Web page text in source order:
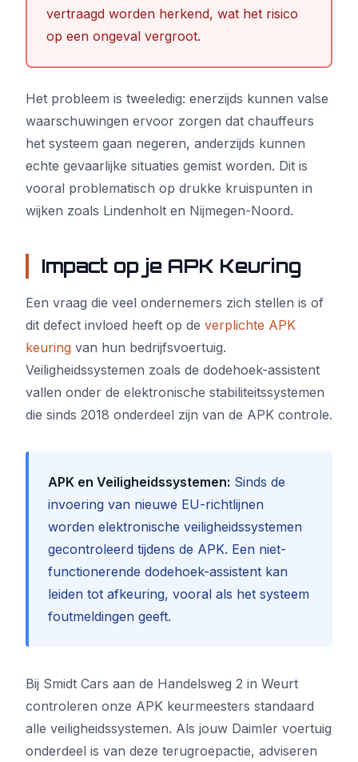
vertraagd worden herkend, wat het risico
op een ongeval vergroot.
Het probleem is tweeledig: enerzijds kunnen valse
waarschuwingen ervoor zorgen dat chauffeurs
het systeem gaan negeren, anderzijds kunnen
echte gevaarlijke situaties gemist worden. Dit is
vooral problematisch op drukke kruispunten in
wijken zoals Lindenholt en Nijmegen-Noord.
Impact op je APK Keuring
Een vraag die veel ondernemers zich stellen is of
dit defect invloed heeft op de verplichte APK
keuring van hun bedrijfsvoertuig.
Veiligheidssystemen zoals de dodehoek-assistent
vallen onder de elektronische stabiliteitssystemen
die sinds 2018 onderdeel zijn van de APK controle.
APK en Veiligheidssystemen: Sinds de
invoering van nieuwe EU-richtlijnen
worden elektronische veiligheidssystemen
gecontroleerd tijdens de APK. Een niet-
functionerende dodehoek-assistent kan
leiden tot afkeuring, vooral als het systeem
foutmeldingen geeft.
Bij Smidt Cars aan de Handelsweg 2 in Weurt
controleren onze APK keurmeesters standaard
alle veiligheidssystemen. Als jouw Daimler voertuig
onderdeel is van deze terugroepactie, adviseren